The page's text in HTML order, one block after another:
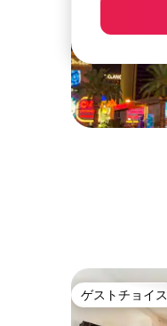
ゲストチョイス
ゲストチョイス